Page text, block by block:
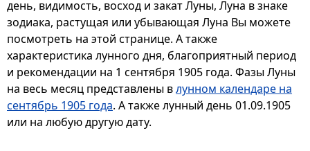
день, видимость, восход и закат Луны, Луна в знаке
зодиака, растущая или убывающая Луна Вы можете
посмотреть на этой странице. А также
характеристика лунного дня, благоприятный период
и рекомендации на 1 сентября 1905 года. Фазы Луны
на весь месяц представлены влунном календаре на
сентябрь 1905 года. А также лунный день 01.09.1905
или на любую другую дату.